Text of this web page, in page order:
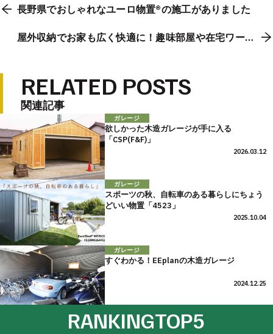
長野県でおしゃれなユーロ物置®の施工がありました
屋外収納でお家も広く快適に！趣味部屋や在宅ワーク
RELATED POSTS
関連記事
ガレージ
欲しかった木造ガレージが手に入る
「CSP(F&F)」
2026.03.12
ガレージ
スポーツの秋、自転車のある暮らしにちょう
どいい物置「4523」
2025.10.04
ガレージ
すぐわかる！EEplanの木造ガレージ
2024.12.25
RANKINGTOP5